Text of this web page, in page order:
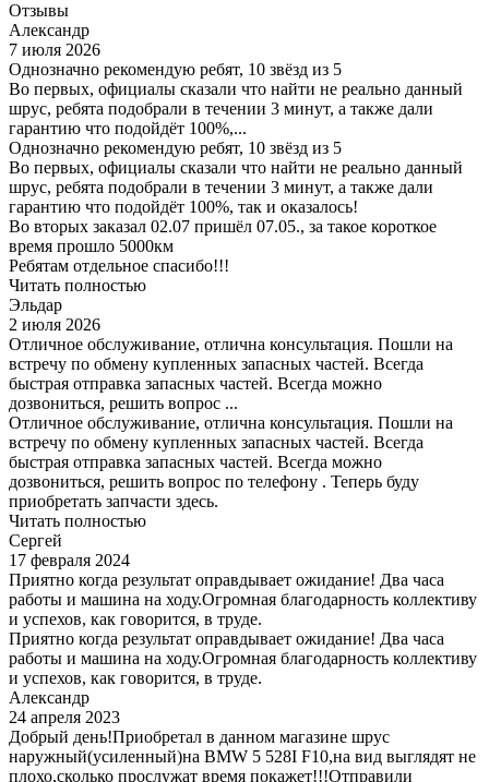
Отзывы
Александр
7 июля 2026
Однозначно рекомендую ребят, 10 звёзд из 5
Во первых, официалы сказали что найти не реально данный
шрус, ребята подобрали в течении 3 минут, а также дали
гарантию что подойдёт 100%,...
Однозначно рекомендую ребят, 10 звёзд из 5
Во первых, официалы сказали что найти не реально данный
шрус, ребята подобрали в течении 3 минут, а также дали
гарантию что подойдёт 100%, так и оказалось!
Во вторых заказал 02.07 пришёл 07.05., за такое короткое
время прошло 5000км
Ребятам отдельное спасибо!!!
Читать полностью
Эльдар
2 июля 2026
Отличное обслуживание, отлична консультация. Пошли на
встречу по обмену купленных запасных частей. Всегда
быстрая отправка запасных частей. Всегда можно
дозвониться, решить вопрос ...
Отличное обслуживание, отлична консультация. Пошли на
встречу по обмену купленных запасных частей. Всегда
быстрая отправка запасных частей. Всегда можно
дозвониться, решить вопрос по телефону . Теперь буду
приобретать запчасти здесь.
Читать полностью
Сергей
17 февраля 2024
Приятно когда результат оправдывает ожидание! Два часа
работы и машина на ходу.Огромная благодарность коллективу
и успехов, как говорится, в труде.
Приятно когда результат оправдывает ожидание! Два часа
работы и машина на ходу.Огромная благодарность коллективу
и успехов, как говорится, в труде.
Александр
24 апреля 2023
Добрый день!Приобретал в данном магазине шрус
наружный(усиленный)на BMW 5 528I F10,на вид выглядят не
плохо,сколько прослужат время покажет!!!Отправили